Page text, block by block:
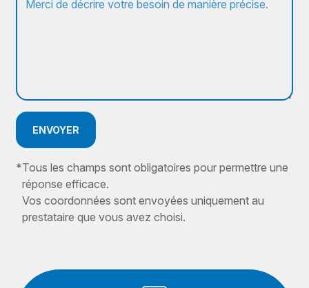
ENVOYER
*Tous les champs sont obligatoires pour permettre une
réponse efficace.
Vos coordonnées sont envoyées uniquement au
prestataire que vous avez choisi.